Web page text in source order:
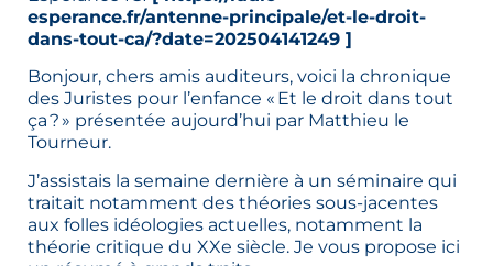
esperance.fr/antenne-principale/et-le-droit-
dans-tout-ca/?date=202504141249 ]
Bonjour, chers amis auditeurs, voici la chronique
des Juristes pour l’enfance « Et le droit dans tout
ça ? » présentée aujourd’hui par Matthieu le
Tourneur.
J’assistais la semaine dernière à un séminaire qui
traitait notamment des théories sous-jacentes
aux folles idéologies actuelles, notamment la
théorie critique du XXe siècle. Je vous propose ici